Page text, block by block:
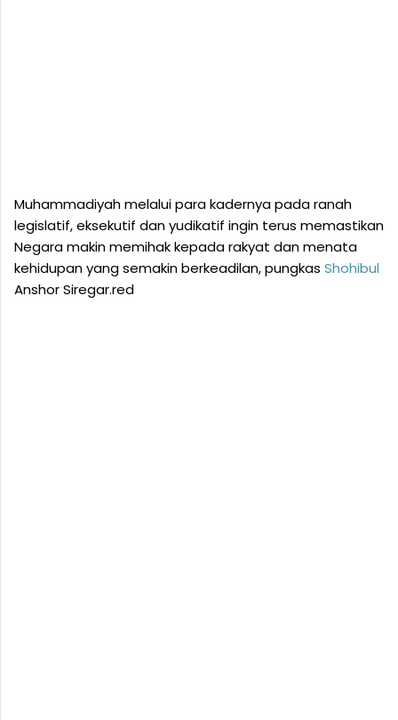
Muhammadiyah melalui para kadernya pada ranah
legislatif, eksekutif dan yudikatif ingin terus memastikan
Negara makin memihak kepada rakyat dan menata
kehidupan yang semakin berkeadilan, pungkas Shohibul
Anshor Siregar.red